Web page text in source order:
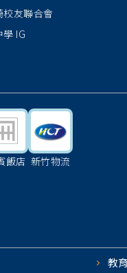
校友聯合會
IG
飯店 新竹物流
教